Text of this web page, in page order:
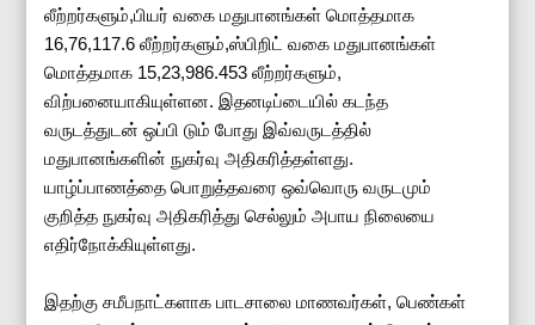
லீற்றர்களும்,பியர் வகை மதுபானங்கள் மொத்தமாக
16,76,117.6 லீற்றர்களும்,ஸ்பிறிட் வகை மதுபானங்கள்
மொத்தமாக 15,23,986.453 லீற்றர்களும்,
விற்பனையாகியுள்ளன. இதனடிப்டையில் கடந்த
வருடத்துடன் ஒப்பி டும் போது இவ்வருடத்தில்
மதுபானங்களின் நுகர்வு அதிகரித்தள்ளது.
யாழ்ப்பாணத்தை பொறுத்தவரை ஒவ்வொரு வருடமும்
குறித்த நுகர்வு அதிகரித்து செல்லும் அபாய நிலையை
எதிர்நோக்கியுள்ளது.
இதற்கு சமீபநாட்களாக பாடசாலை மாணவர்கள், பெண்கள்